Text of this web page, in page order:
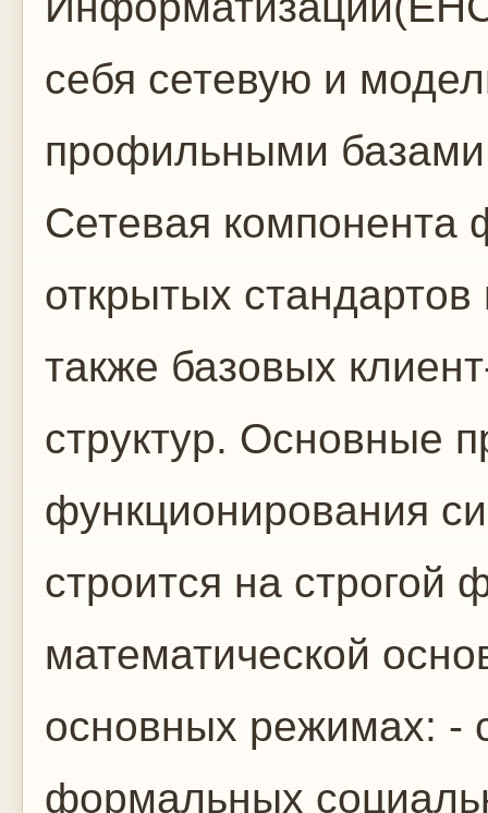
себя сетевую и
профильными
Сетевая компонента
открытых
также базовых
структур. Основные
функционирования
строится на строгой
математической
основных режимах: -
формальных